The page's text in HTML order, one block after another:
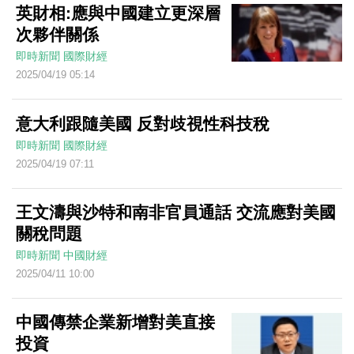
英財相:應與中國建立更深層
次夥伴關係
即時新聞 國際財經
2025/04/19 05:14
意大利跟隨美國 反對歧視性科技稅
即時新聞 國際財經
2025/04/19 07:11
王文濤與沙特和南非官員通話 交流應對美國
關稅問題
即時新聞 中國財經
2025/04/11 10:00
中國傳禁企業新增對美直接
投資